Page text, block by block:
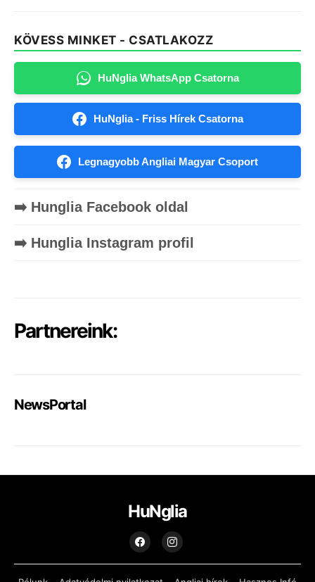
KÖVESS MINKET - CSATLAKOZZ
HuNglia WhatsApp Csatorna
HuNglia - Friss Hírek Csatorna
Legnagyobb Angliai Magyar Csoport
➡️ Hunglia Facebook oldal
➡️ Hunglia Instagram profil
Partnereink:
NewsPortal
HuNglia